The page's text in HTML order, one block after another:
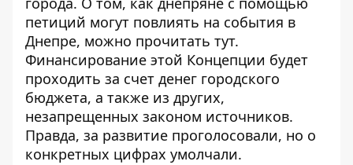
петиций могут повлиять на события в
Днепре, можно прочитать тут.
Финансирование этой Концепции будет
проходить за счет денег городского
бюджета, а также из других,
незапрещенных законом источников.
Правда, за развитие проголосовали, но о
конкретных цифрах умолчали.